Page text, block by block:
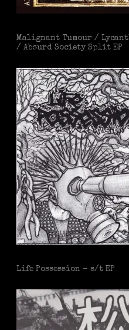
Malignant Tumour /
/ Absurd Society Split EP
Life Possession - s/t EP